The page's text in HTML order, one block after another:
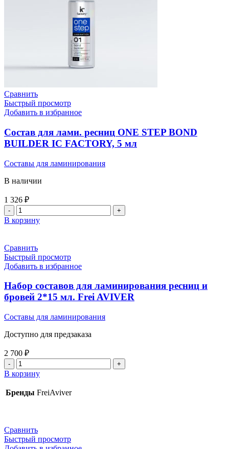
Сравнить
Быстрый просмотр
Добавить в избранное
Состав для лами. ресниц ONE STEP BOND
BUILDER IC FACTORY, 5 мл
Составы для ламинирования
В наличии
1 326 ₽
В корзину
Сравнить
Быстрый просмотр
Добавить в избранное
Набор составов для ламинирования ресниц и
бровей 2*15 мл. Frei AVIVER
Составы для ламинирования
Доступно для предзаказа
2 700 ₽
В корзину
Бренды FreiAviver
Сравнить
Быстрый просмотр